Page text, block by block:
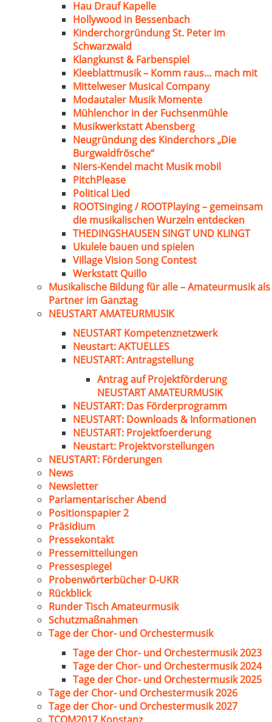
Hau Drauf Kapelle
Hollywood in Bessenbach
Kinderchorgründung St. Peter im
Schwarzwald
Klangkunst & Farbenspiel
Kleeblattmusik – Komm raus… mach mit
Mittelweser Musical Company
Modautaler Musik Momente
Mühlenchor in der Fuchsenmühle
Musikwerkstatt Abensberg
Neugründung des Kinderchors „Die
Burgwaldfrösche“
Niers-Kendel macht Musik mobil
PitchPlease
Political Lied
ROOTSinging / ROOTPlaying – gemeinsam
die musikalischen Wurzeln entdecken
THEDINGSHAUSEN SINGT UND KLINGT
Ukulele bauen und spielen
Village Vision Song Contest
Werkstatt Quillo
Musikalische Bildung für alle – Amateurmusik als
Partner im Ganztag
NEUSTART AMATEURMUSIK
NEUSTART Kompetenznetzwerk
Neustart: AKTUELLES
NEUSTART: Antragstellung
Antrag auf Projektförderung
NEUSTART AMATEURMUSIK
NEUSTART: Das Förderprogramm
NEUSTART: Downloads & Informationen
NEUSTART: Projektfoerderung
Neustart: Projektvorstellungen
NEUSTART: Förderungen
News
Newsletter
Parlamentarischer Abend
Positionspapier 2
Präsidium
Pressekontakt
Pressemitteilungen
Pressespiegel
Probenwörterbücher D-UKR
Rückblick
Runder Tisch Amateurmusik
Schutzmaßnahmen
Tage der Chor- und Orchestermusik
Tage der Chor- und Orchestermusik 2023
Tage der Chor- und Orchestermusik 2024
Tage der Chor- und Orchestermusik 2025
Tage der Chor- und Orchestermusik 2026
Tage der Chor- und Orchestermusik 2027